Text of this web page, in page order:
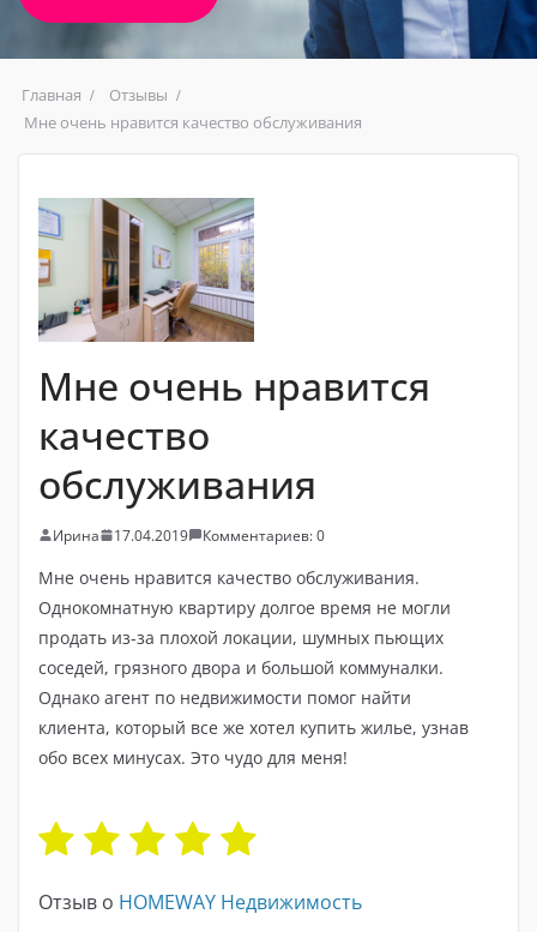
Главная
Отзывы
Мне очень нравится качество обслуживания
Мне очень нравится
качество
обслуживания
Ирина 17.04.2019 Комментариев: 0
Мне очень нравится качество обслуживания.
Однокомнатную квартиру долгое время не могли
продать из-за плохой локации, шумных пьющих
соседей, грязного двора и большой коммуналки.
Однако агент по недвижимости помог найти
клиента, который все же хотел купить жилье, узнав
обо всех минусах. Это чудо для меня!
Отзыв о HOMEWAY Недвижимость